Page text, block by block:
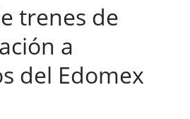
trenes de
a
del Edomex